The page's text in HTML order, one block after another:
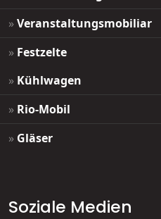
»Veranstaltungsmobiliar
» Festzelte
» Kühlwagen
» Rio-Mobil
» Gläser
Soziale Medien